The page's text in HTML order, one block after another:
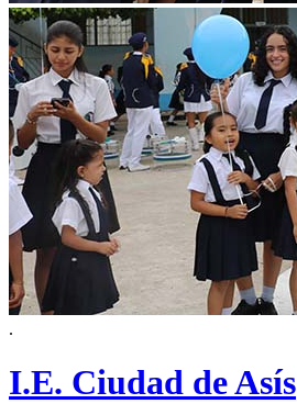
.
I.E. Ciudad de Asís